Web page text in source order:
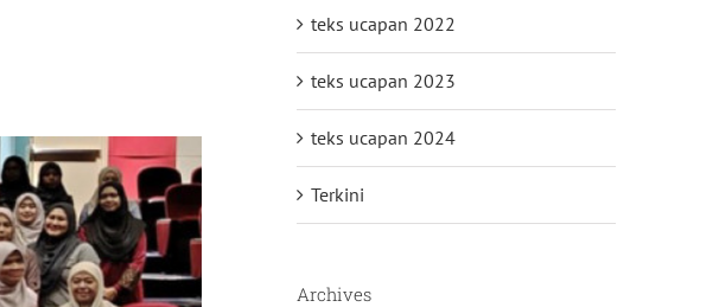
teks ucapan 2022
teks ucapan 2023
teks ucapan 2024
Terkini
Archives